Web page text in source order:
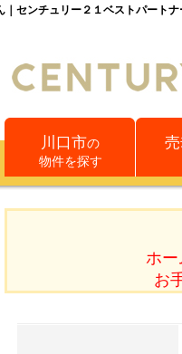
｜センチュリー２１ベストパートナ
川口市の
物件を探す
ホー
お